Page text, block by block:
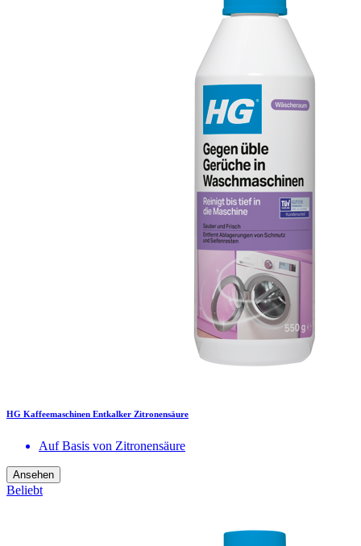
HG Kaffeemaschinen Entkalker Zitronensäure
Auf Basis von Zitronensäure
Ansehen
Beliebt